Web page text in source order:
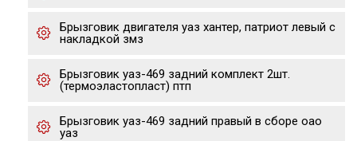
Брызговик двигателя уаз хантер, патриот левый с
накладкой змз
Брызговик уаз-469 задний комплект 2шт.
(термоэластопласт) птп
Брызговик уаз-469 задний правый в сборе оао
уаз